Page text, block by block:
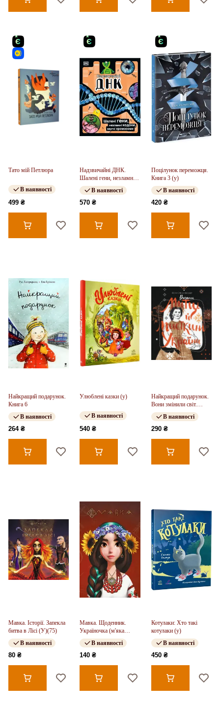
Тато мій Петлюра
В наявності
499 ₴
Надзвичайні ДНК.
Шалені гени, незламні
кодони, верткі
хромосоми НШ (у)
В наявності
570 ₴
Поцілунок переможця.
Книга 3 (у)
В наявності
420 ₴
Найкращий подарунок.
Книга 6
В наявності
264 ₴
Улюблені казки (у)
В наявності
540 ₴
Найкращий подарунок.
Вони змінили світ.
Митці та мисткині (укр)
В наявності
290 ₴
Мавка. Історії. Запекла
битва в Лісі (У)(75)
В наявності
80 ₴
Мавка. Щоденник.
Україночка (м'яка
обкладинка) (У)(140)
В наявності
140 ₴
Котулаки: Хто такі
котулаки (у)
В наявності
450 ₴